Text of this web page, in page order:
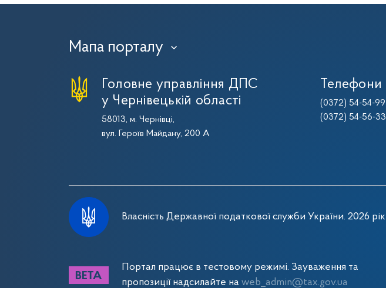
Мапа порталу ›
Головне управління ДПС
у Чернівецькій області
58013, м. Чернівці,
вул. Героїв Майдану, 200 А
Телефони
(0372) 54-54-99
(0372) 54-56-33
Власність Державної податкової служби України. 2026 рік
Портал працює в тестовому режимі. Зауваження та
пропозиції надсилайте на web_admin@tax.gov.ua